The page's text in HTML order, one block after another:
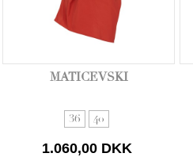
MATICEVSKI
36 40
1.060,00 DKK